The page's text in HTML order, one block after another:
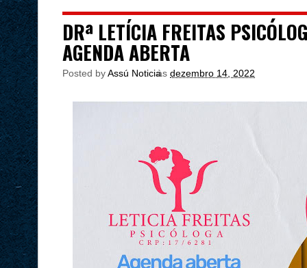
DRª LETÍCIA FREITAS
AGENDA ABERTA
Posted byAssú Noticia
às dezembro 14, 2022